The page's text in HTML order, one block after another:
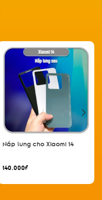
Nắp lưng cho Xiaomi 14
140.000₫